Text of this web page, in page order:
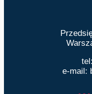
e-mail: